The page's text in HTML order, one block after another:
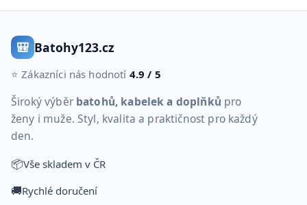
🎒 Batohy123.cz
⭐ Zákazníci nás hodnotí 4.9 / 5
Široký výběr batohů, kabelek a doplňků pro
ženy i muže. Styl, kvalita a praktičnost pro každý
den.
📦Vše skladem v ČR
🚚Rychlé doručení